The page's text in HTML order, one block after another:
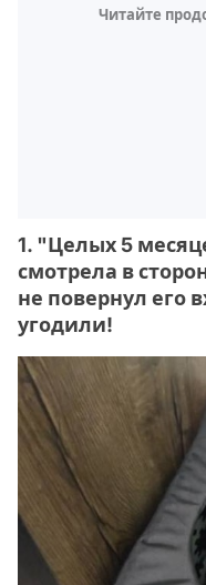
Читайте
1. "Целых 5
смотрела в
не повернул его
угодили!